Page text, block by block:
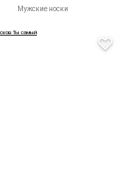
Мужские носки